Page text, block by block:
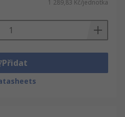
1 289,83 Kč/jednotka
Přidat